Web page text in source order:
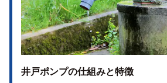
井戸ポンプの仕組みと特徴